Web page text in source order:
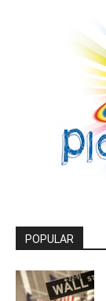
POPULAR